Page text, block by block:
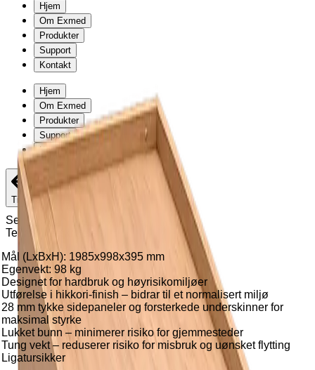
Hjem
Om Exmed
Produkter
Support
Kontakt
Hjem
Om Exmed
Produkter
Support
Kontakt
Tilbake
Seng Harby
Teknisk beskrivelse
Mål (LxBxH): 1985x998x395 mm
Egenvekt: 98 kg
Designet for hardbruk og høyrisikomiljøer
Utførelse i hikkori-finish – bidrar til et normalisert miljø
28 mm tykke sidepaneler og forsterkede underskinner for
maksimal styrke
Lukket bunn – minimerer risiko for gjemmesteder
Tung vekt – reduserer risiko for misbruk og uønsket flytting
Ligatursikker